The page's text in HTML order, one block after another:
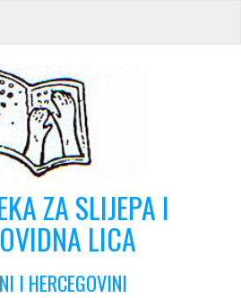
ZA SLIJEPA I
LICA
I HERCEGOVINI